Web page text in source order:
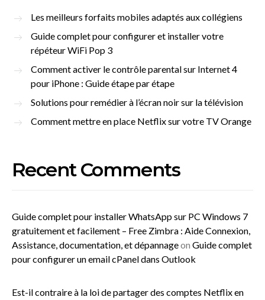
Les meilleurs forfaits mobiles adaptés aux collégiens
Guide complet pour configurer et installer votre
répéteur WiFi Pop 3
Comment activer le contrôle parental sur Internet 4
pour iPhone : Guide étape par étape
Solutions pour remédier à l’écran noir sur la télévision
Comment mettre en place Netflix sur votre TV Orange
Recent Comments
Guide complet pour installer WhatsApp sur PC Windows 7
gratuitement et facilement – Free Zimbra : Aide Connexion,
Assistance, documentation, et dépannageon Guide complet
pour configurer un email cPanel dans Outlook
Est-il contraire à la loi de partager des comptes Netflix en